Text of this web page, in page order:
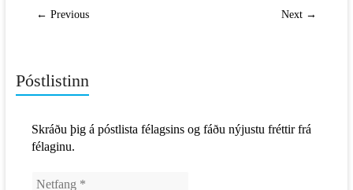
← Previous Next →
Póstlistinn
Skráðu þig á póstlista félagsins og fáðu nýjustu fréttir frá
félaginu.